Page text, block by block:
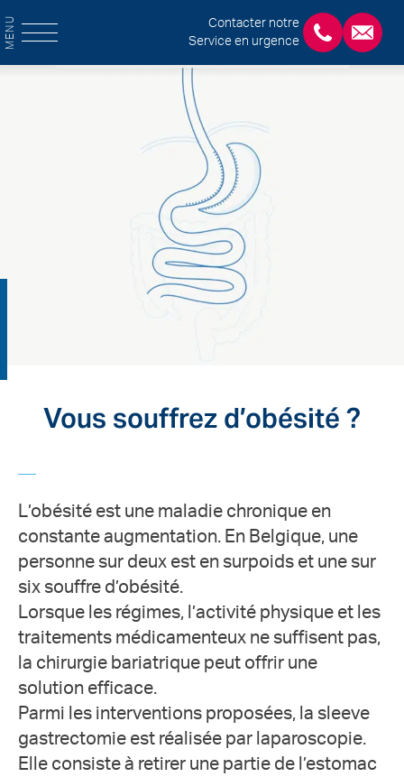
MENU
Contacter notre
Service en urgence
+3243554120
Vous souffrez d’obésité ?
Vous souffrez d’obésité ?
L’obésité est une maladie chronique en
constante augmentation. En Belgique, une
personne sur deux est en surpoids et une sur
six souffre d’obésité.
Lorsque les régimes, l’activité physique et les
traitements médicamenteux ne suffisent pas,
la chirurgie bariatrique peut offrir une
solution efficace.
Parmi les interventions proposées, la sleeve
gastrectomie est réalisée par laparoscopie.
Elle consiste à retirer une partie de l’estomac